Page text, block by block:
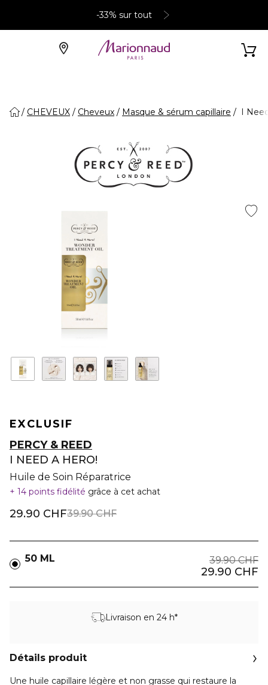
-33% sur tout
CHEVEUX Cheveux Masque & sérum capillaire I
EXCLUSIF
PERCY & REED
I NEED A HERO!
Huile de Soin Réparatrice
14 points fidélité grâce à cet achat
29.90 CHF39.90 CHF
50 ML 39.90 CHF
29.90 CHF
Livraison en 24 h*
Détails produit
Une huile capillaire légère et non grasse qui restaure la